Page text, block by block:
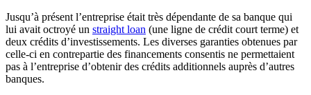
Jusqu’à présent l’entreprise était très dépendante de sa banque qui
lui avait octroyé un straight loan (une ligne de crédit court terme) et
deux crédits d’investissements. Les diverses garanties obtenues par
celle-ci en contrepartie des financements consentis ne permettaient
pas à l’entreprise d’obtenir des crédits additionnels auprès d’autres
banques.